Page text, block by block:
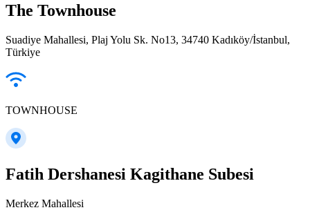
The Townhouse
Suadiye Mahallesi, Plaj Yolu Sk. No13, 34740 Kadıköy/İstanbul,
Türkiye
TOWNHOUSE
Fatih Dershanesi Kagithane Subesi
Merkez Mahallesi